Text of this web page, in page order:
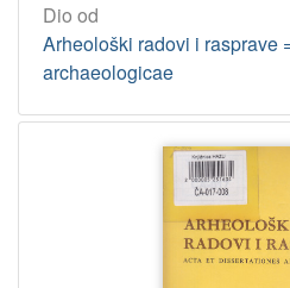
Dio od
Arheološki radovi i rasprave
archaeologicae